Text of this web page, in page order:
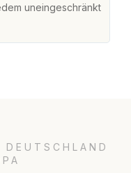
uneingeschränkt